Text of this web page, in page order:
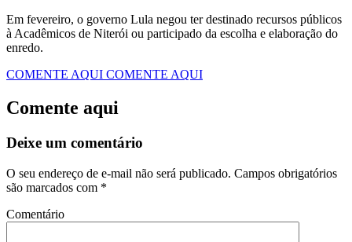
Em fevereiro, o governo Lula negou ter destinado recursos públicos
à Acadêmicos de Niterói ou participado da escolha e elaboração do
enredo.
COMENTE AQUI COMENTE AQUI
Comente aqui
Deixe um comentário
O seu endereço de e-mail não será publicado. Campos obrigatórios
são marcados com *
Comentário